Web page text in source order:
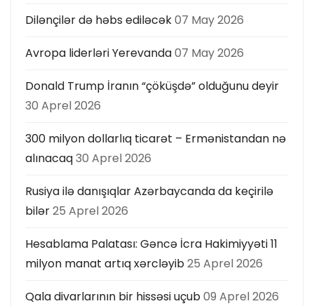
Dilənçilər də həbs ediləcək07 May 2026
Avropa liderləri Yerevanda07 May 2026
Donald Trump İranın “çöküşdə” olduğunu deyir
30 Aprel 2026
300 milyon dollarlıq ticarət – Ermənistandan nə
alınacaq30 Aprel 2026
Rusiya ilə danışıqlar Azərbaycanda da keçirilə
bilər25 Aprel 2026
Hesablama Palatası: Gəncə İcra Hakimiyyəti 11
milyon manat artıq xərcləyib25 Aprel 2026
Qala divarlarının bir hissəsi uçub09 Aprel 2026